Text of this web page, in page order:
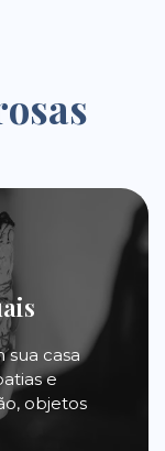
sua casa
e
objetos